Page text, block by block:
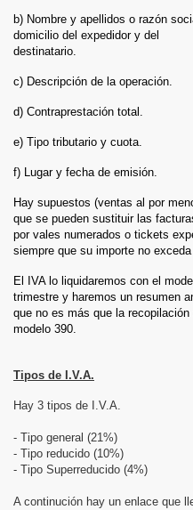
b) Nombre y apellidos o razón
domicilio del expedidor y del
destinatario.
c) Descripción de la operación.
d) Contraprestación total.
e) Tipo tributario y cuota.
f) Lugar y fecha de emisión.
Hay supuestos (ventas al por
que se pueden sustituir las
por vales numerados o tickets
siempre que su importe no
El IVA lo liquidaremos con el
trimestre y haremos un resumen
que no es más que la
modelo 390.
Tipos de I.V.A.
Hay 3 tipos de I.V.A.
- Tipo general (21%)
- Tipo reducido (10%)
- Tipo Superreducido (4%)
A continución hay un enlace que